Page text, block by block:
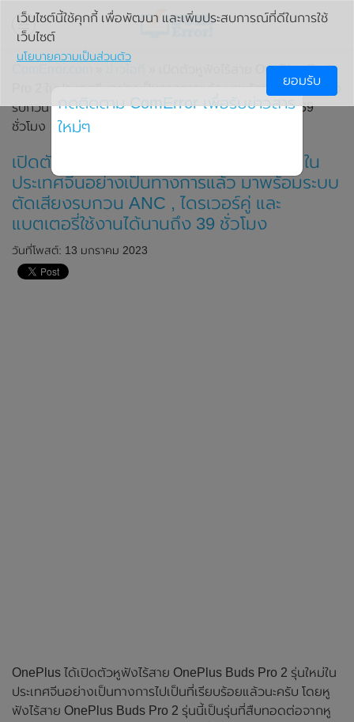
» เปิดตัวหูฟังไร้สาย OnePlus Buds
Pro 2 ในประเทศจีนอย่างเป็นทางการแล้ว มาพร้อมระบบตัดเสียง
รบกวน ANC , ไดรเวอร์คู่ และแบตเตอรี่ใช้งานได้นานถึง 39
ชั่วโมง
เปิดตัวหูฟังไร้สาย OnePlus Buds Pro 2 ใน
ประเทศจีนอย่างเป็นทางการแล้ว มาพร้อมระบบ
ตัดเสียงรบกวน ANC , ไดรเวอร์คู่ และ
แบตเตอรี่ใช้งานได้นานถึง 39 ชั่วโมง
วันที่โพสต์: 13 มกราคม 2023
OnePlus ได้เปิดตัวหูฟังไร้สาย OnePlus Buds Pro 2 รุ่นใหม่ใน
ประเทศจีนอย่างเป็นทางการไปเป็นที่เรียบร้อยแล้วนะครับ โดยหู
ฟังไร้สาย OnePlus Buds Pro 2 รุ่นนี้เป็นรุ่นที่สืบทอดต่อจากหู
เว็บไซต์นี้ใช้คุกกี้ เพื่อพัฒนา และเพิ่มประสบการณ์ที่ดีในการใช้
เว็บไซต์
นโยบายความเป็นส่วนตัว
ยอมรับ
กดติดตาม ComError เพื่อรับข่าวสาร
ใหม่ๆ